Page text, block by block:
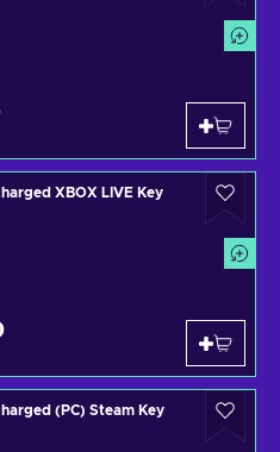
XBOX LIVE Key
(PC) Steam Key